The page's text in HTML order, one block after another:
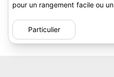
pour un rangement facile ou
Particulier